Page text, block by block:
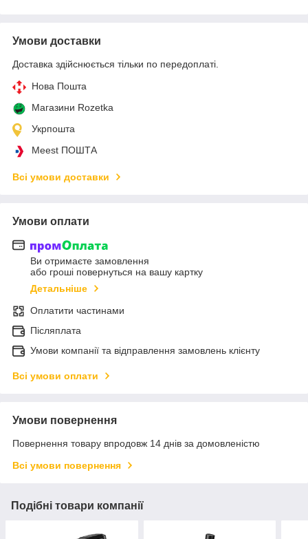
Умови доставки
Доставка здійснюється тільки по передоплаті.
Нова Пошта
Магазини Rozetka
Укрпошта
Meest ПОШТА
Всі умови доставки
Умови оплати
Ви отримаєте замовлення
або гроші повернуться на вашу картку
Детальніше
Оплатити частинами
Післяплата
Умови компанії та відправлення замовлень клієнту
Всі умови оплати
Умови повернення
Повернення товару впродовж 14 днів за домовленістю
Всі умови повернення
Подібні товари компанії